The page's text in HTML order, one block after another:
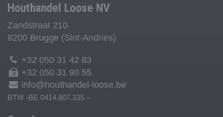
Houthandel Loose NV
Zandstraat 210
8200 Brugge (Sint-Andries)
+32 050 31 42 83
+32 050 31 90 55
info@houthandel-loose.be
BTW -BE 0414.807.335 -